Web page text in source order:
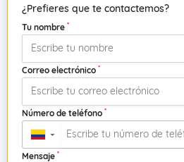
¿Prefieres que te contactemos?
Tu nombre *
Correo electrónico *
Número de teléfono *
▼
Mensaje *